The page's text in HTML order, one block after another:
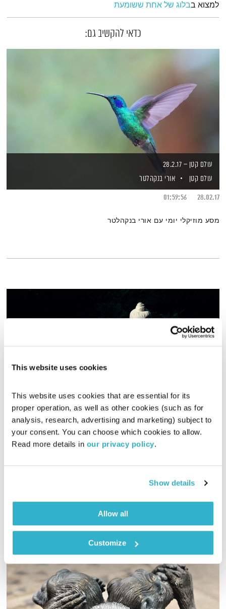
This website uses cookies
This website uses cookies that are essential for its
proper operation, as well as other cookies (such as for
analysis, research, advertising and marketing) subject to
your consent. You can choose which cookies to allow.
Read more details in our privacy policy.
Show details
Allow all
Customize
למצוא בבלוג של אחת ששומעת
כדאי להקשיב גם:
עולם קטן – 28.2.17
עולם קטן
אורי בנקהלטר
28.02.17
01:59:56
מסע מוזיקלי יומי עם אורי בנקהלטר
סליחה – חלק א'
בודהה בעין הסערה
דליק ווליניץוד"ר נעמה אושרי
29.03.24
00:51:58
'סליחה היא וויתור על הסיכוי לעבר טוב יותר'
אודיו